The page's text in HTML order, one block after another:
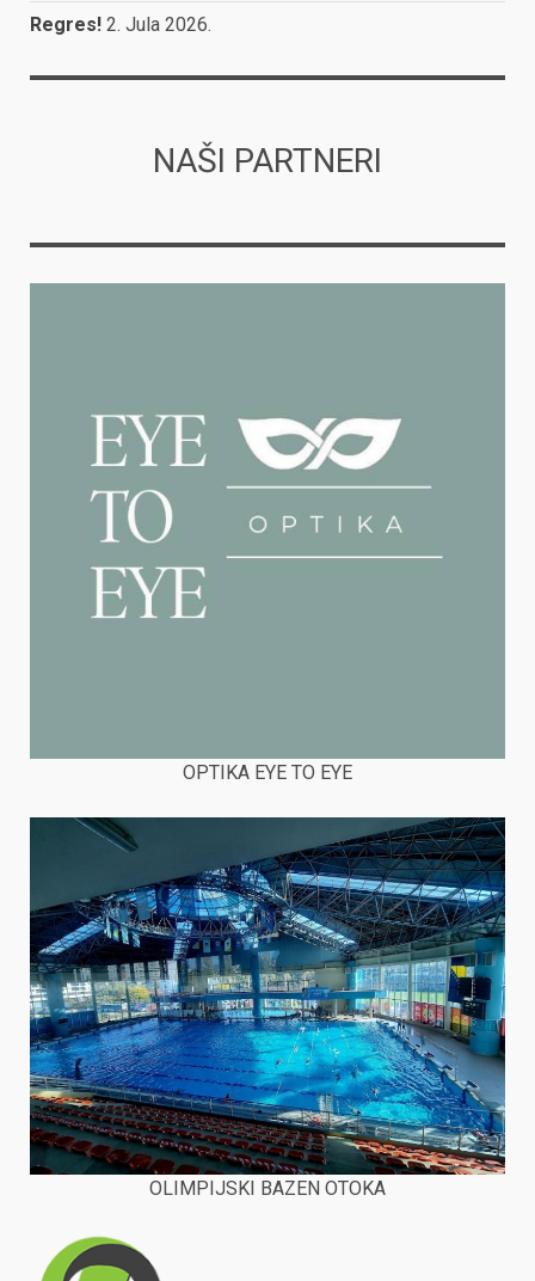
Regres! 2. Jula 2026.
NAŠI PARTNERI
OPTIKA EYE TO EYE
OLIMPIJSKI BAZEN OTOKA